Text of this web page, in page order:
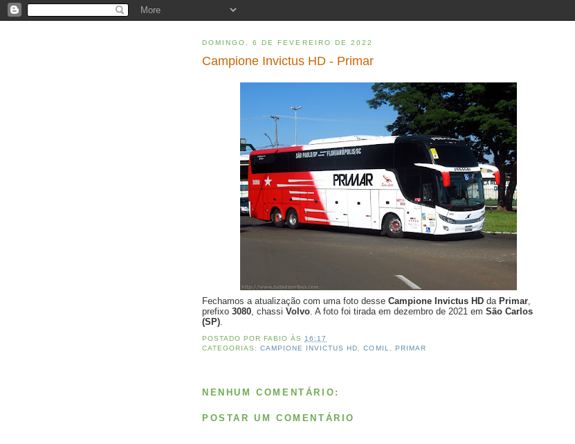
DOMINGO, 6 DE FEVEREIRO DE 2022
Campione Invictus HD - Primar
Fechamos a atualização com uma foto desse Campione Invictus HD da Primar,
prefixo 3080, chassi Volvo. A foto foi tirada em dezembro de 2021 em São Carlos
(SP).
POSTADO PORFABIO ÀS16:17
CATEGORIAS:CAMPIONE INVICTUS HD,COMIL, PRIMAR
NENHUM COMENTÁRIO:
POSTAR UM COMENTÁRIO